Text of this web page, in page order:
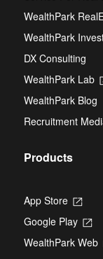
WealthPark
WealthPark
DX Consulting
WealthPark Lab
WealthPark Blog
Recruitment
Products
App Store
a
new
tab
Google Play
a
WealthPark Web